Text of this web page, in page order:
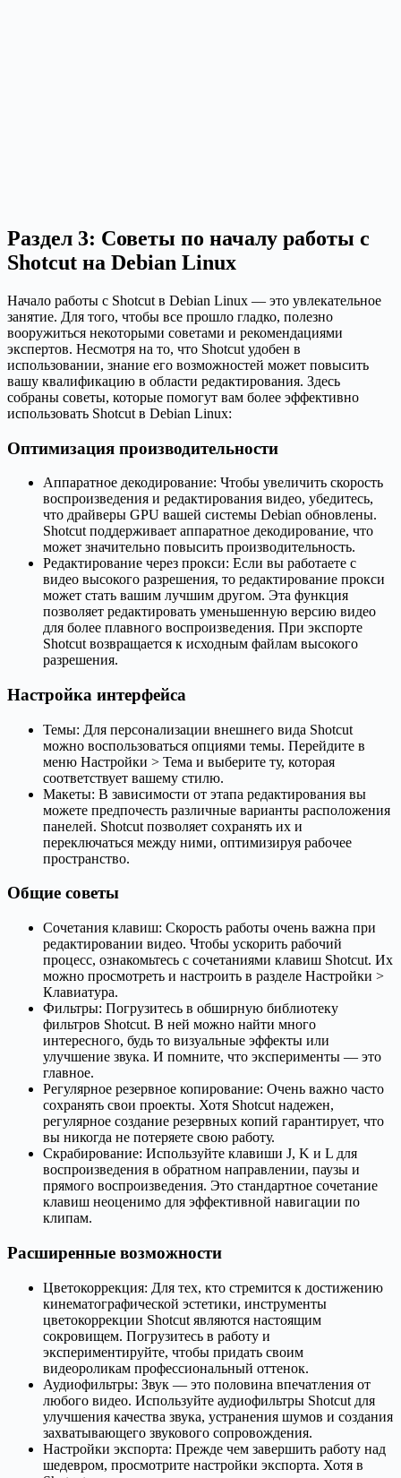
Раздел 3: Советы по началу работы с
Shotcut на Debian Linux
Начало работы с Shotcut в Debian Linux — это увлекательное
занятие. Для того, чтобы все прошло гладко, полезно
вооружиться некоторыми советами и рекомендациями
экспертов. Несмотря на то, что Shotcut удобен в
использовании, знание его возможностей может повысить
вашу квалификацию в области редактирования. Здесь
собраны советы, которые помогут вам более эффективно
использовать Shotcut в Debian Linux:
Оптимизация производительности
Аппаратное декодирование: Чтобы увеличить скорость
воспроизведения и редактирования видео, убедитесь,
что драйверы GPU вашей системы Debian обновлены.
Shotcut поддерживает аппаратное декодирование, что
может значительно повысить производительность.
Редактирование через прокси: Если вы работаете с
видео высокого разрешения, то редактирование прокси
может стать вашим лучшим другом. Эта функция
позволяет редактировать уменьшенную версию видео
для более плавного воспроизведения. При экспорте
Shotcut возвращается к исходным файлам высокого
разрешения.
Настройка интерфейса
Темы: Для персонализации внешнего вида Shotcut
можно воспользоваться опциями темы. Перейдите в
меню Настройки > Тема и выберите ту, которая
соответствует вашему стилю.
Макеты: В зависимости от этапа редактирования вы
можете предпочесть различные варианты расположения
панелей. Shotcut позволяет сохранять их и
переключаться между ними, оптимизируя рабочее
пространство.
Общие советы
Сочетания клавиш: Скорость работы очень важна при
редактировании видео. Чтобы ускорить рабочий
процесс, ознакомьтесь с сочетаниями клавиш Shotcut. Их
можно просмотреть и настроить в разделе Настройки >
Клавиатура.
Фильтры: Погрузитесь в обширную библиотеку
фильтров Shotcut. В ней можно найти много
интересного, будь то визуальные эффекты или
улучшение звука. И помните, что эксперименты — это
главное.
Регулярное резервное копирование: Очень важно часто
сохранять свои проекты. Хотя Shotcut надежен,
регулярное создание резервных копий гарантирует, что
вы никогда не потеряете свою работу.
Скрабирование: Используйте клавиши J, K и L для
воспроизведения в обратном направлении, паузы и
прямого воспроизведения. Это стандартное сочетание
клавиш неоценимо для эффективной навигации по
клипам.
Расширенные возможности
Цветокоррекция: Для тех, кто стремится к достижению
кинематографической эстетики, инструменты
цветокоррекции Shotcut являются настоящим
сокровищем. Погрузитесь в работу и
экспериментируйте, чтобы придать своим
видеороликам профессиональный оттенок.
Аудиофильтры: Звук — это половина впечатления от
любого видео. Используйте аудиофильтры Shotcut для
улучшения качества звука, устранения шумов и создания
захватывающего звукового сопровождения.
Настройки экспорта: Прежде чем завершить работу над
шедевром, просмотрите настройки экспорта. Хотя в